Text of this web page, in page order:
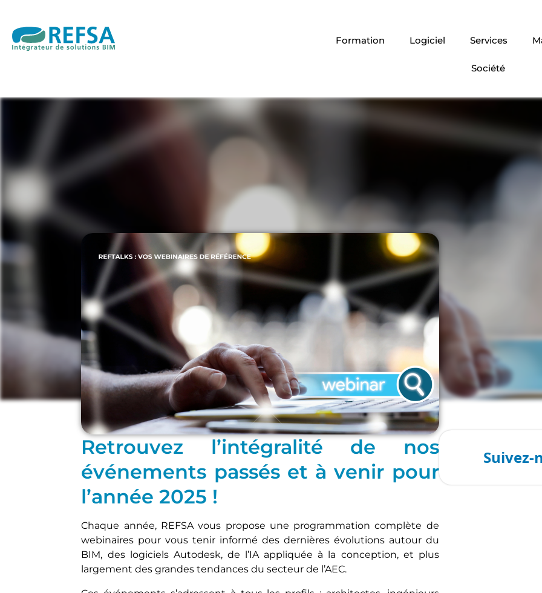
Formation Logiciel Services
Société
Infrastructure,Management du BIM,MEP,Structure
Retrouvez l’intégralité de nos
événements passés et à venir pour
l’année 2025 !
Chaque année, REFSA vous propose une programmation complète de
webinaires pour vous tenir informé des dernières évolutions autour du
BIM, des logiciels Autodesk, de l’IA appliquée à la conception, et plus
largement des grandes tendances du secteur de l’AEC.